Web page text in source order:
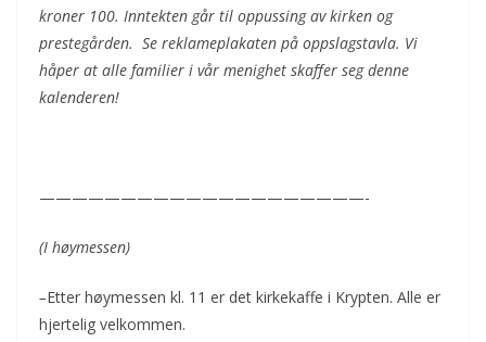
kroner 100. Inntekten går til oppussing av kirken og
prestegården. Se reklameplakaten på oppslagstavla. Vi
håper at alle familier i vår menighet skaffer seg denne
kalenderen!
————————————————————-
(I høymessen)
–Etter høymessen kl. 11 er det kirkekaffe i Krypten. Alle er
hjertelig velkommen.